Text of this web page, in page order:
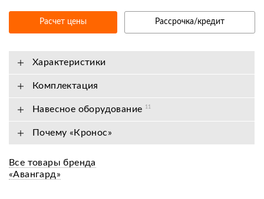
Расчет цены Рассрочка/кредит
Характеристики
Комплектация
Навесное оборудование 11
Почему «Кронос»
Все товары бренда
«Авангард»